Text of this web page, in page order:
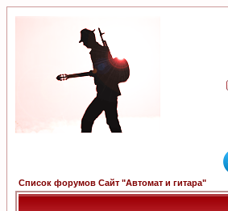
Список форумов Сайт "Автомат и гитара"